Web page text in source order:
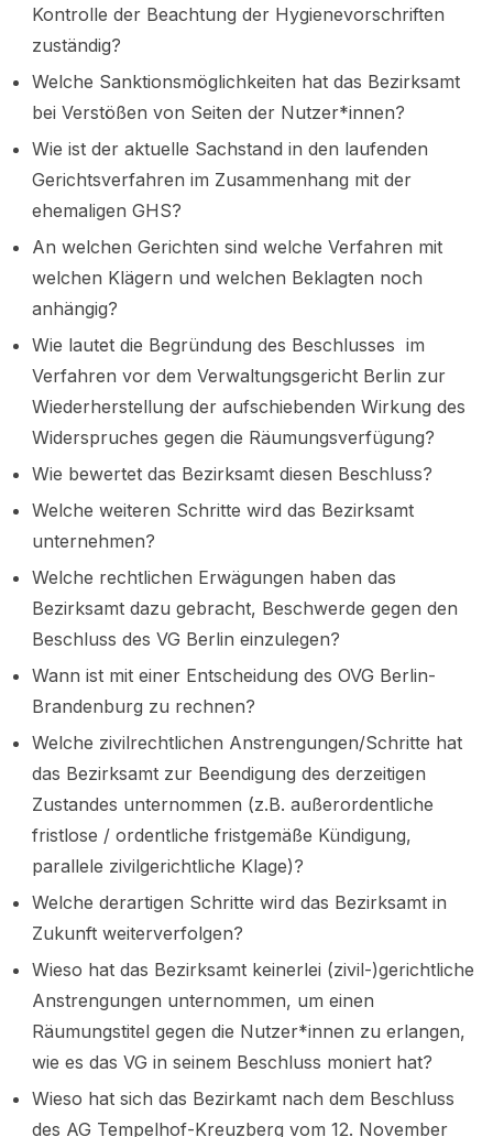
Kontrolle der Beachtung der Hygienevorschriften
zuständig?
Welche Sanktionsmöglichkeiten hat das Bezirksamt
bei Verstößen von Seiten der Nutzer*innen?
Wie ist der aktuelle Sachstand in den laufenden
Gerichtsverfahren im Zusammenhang mit der
ehemaligen GHS?
An welchen Gerichten sind welche Verfahren mit
welchen Klägern und welchen Beklagten noch
anhängig?
Wie lautet die Begründung des Beschlusses im
Verfahren vor dem Verwaltungsgericht Berlin zur
Wiederherstellung der aufschiebenden Wirkung des
Widerspruches gegen die Räumungsverfügung?
Wie bewertet das Bezirksamt diesen Beschluss?
Welche weiteren Schritte wird das Bezirksamt
unternehmen?
Welche rechtlichen Erwägungen haben das
Bezirksamt dazu gebracht, Beschwerde gegen den
Beschluss des VG Berlin einzulegen?
Wann ist mit einer Entscheidung des OVG Berlin-
Brandenburg zu rechnen?
Welche zivilrechtlichen Anstrengungen/Schritte hat
das Bezirksamt zur Beendigung des derzeitigen
Zustandes unternommen (z.B. außerordentliche
fristlose / ordentliche fristgemäße Kündigung,
parallele zivilgerichtliche Klage)?
Welche derartigen Schritte wird das Bezirksamt in
Zukunft weiterverfolgen?
Wieso hat das Bezirksamt keinerlei (zivil-)gerichtliche
Anstrengungen unternommen, um einen
Räumungstitel gegen die Nutzer*innen zu erlangen,
wie es das VG in seinem Beschluss moniert hat?
Wieso hat sich das Bezirkamt nach dem Beschluss
des AG Tempelhof-Kreuzberg vom 12. November